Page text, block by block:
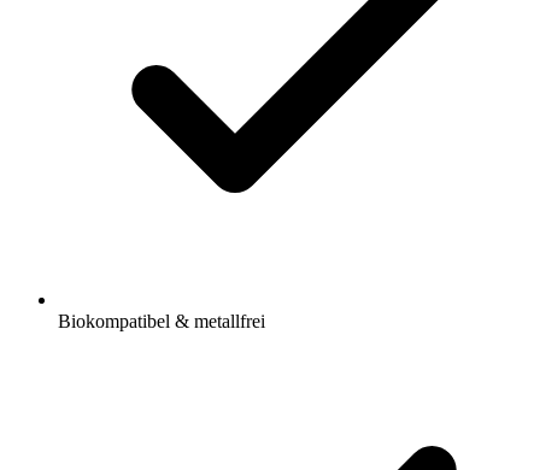
Biokompatibel & metallfrei